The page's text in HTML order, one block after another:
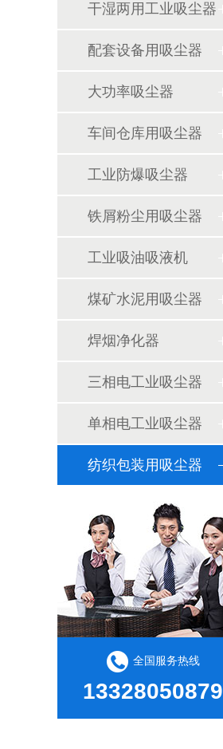
干湿两用工业吸尘器
配套设备用吸尘器
大功率吸尘器
车间仓库用吸尘器
工业防爆吸尘器
铁屑粉尘用吸尘器
工业吸油吸液机
煤矿水泥用吸尘器
焊烟净化器
三相电工业吸尘器
单相电工业吸尘器
纺织包装用吸尘器
全国服务热线
13328050879